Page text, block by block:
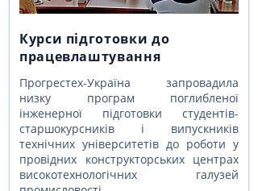
Курси підготовки до
працевлаштування
Прогрестех-Україна запровадила
низку програм поглибленої
інженерної підготовки студентів-
старшокурсників і випускників
технічних університетів до роботи у
провідних конструкторських центрах
високотехнологічних галузей